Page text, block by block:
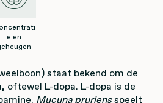
e en
staat bekend om de
oftewel L-dopa. L-dopa is de
Mucuna pruriensspeelt